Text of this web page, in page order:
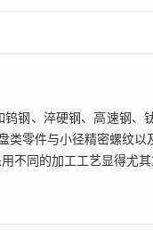
钢、淬硬钢、高速钢、
零件与小径精密螺纹
不同的加工工艺显得尤其